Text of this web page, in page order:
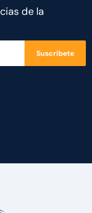
de la
Suscríbete